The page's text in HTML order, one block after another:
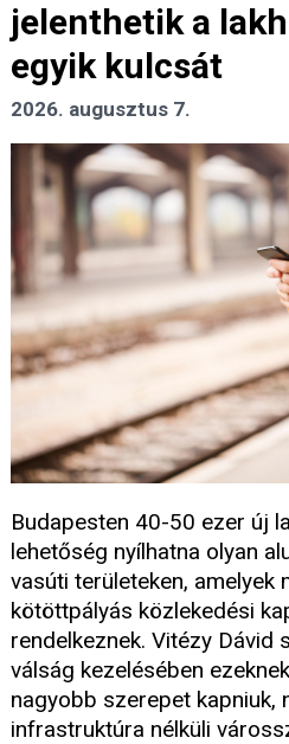
jelenthetik a
egyik kulcsát
2026. augusztus 7.
Budapesten 40-50 ezer új
lehetőség nyílhatna olyan
vasúti területeken, amelyek
kötöttpályás közlekedési
rendelkeznek. Vitézy Dávid
válság kezelésében
nagyobb szerepet kapniuk,
infrastruktúra nélküli